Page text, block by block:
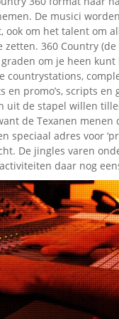
Klaas
De musici
om het talent om
zetten. 360 Country
om je heen kunt
countrystations,
promo’s, scripts en
uit de stapel willen
de Texanen
speciaal adres voor
De jingles varen
daar nog